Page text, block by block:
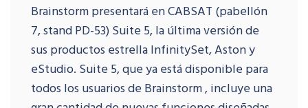
Brainstorm presentará en CABSAT (pabellón
7, stand PD-53) Suite 5, la última versión de
sus productos estrella InfinitySet, Aston y
eStudio. Suite 5, que ya está disponible para
todos los usuarios de Brainstorm , incluye una